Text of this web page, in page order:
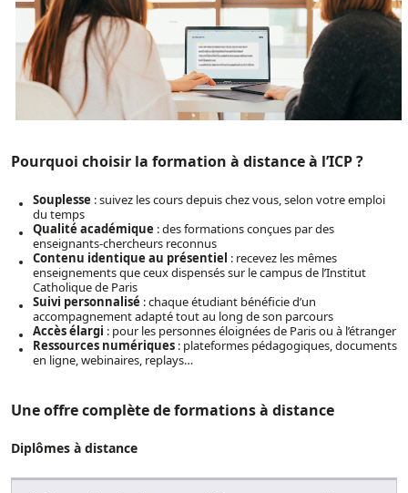
Pourquoi choisir la formation à distance à l’ICP ?
Souplesse : suivez les cours depuis chez vous, selon votre emploi
du temps
Qualité académique : des formations conçues par des
enseignants-chercheurs reconnus
Contenu identique au présentiel : recevez les mêmes
enseignements que ceux dispensés sur le campus de l’Institut
Catholique de Paris
Suivi personnalisé : chaque étudiant bénéficie d’un
accompagnement adapté tout au long de son parcours
Accès élargi : pour les personnes éloignées de Paris ou à l’étranger
Ressources numériques : plateformes pédagogiques, documents
en ligne, webinaires, replays…
Une offre complète de formations à distance
Diplômes à distance